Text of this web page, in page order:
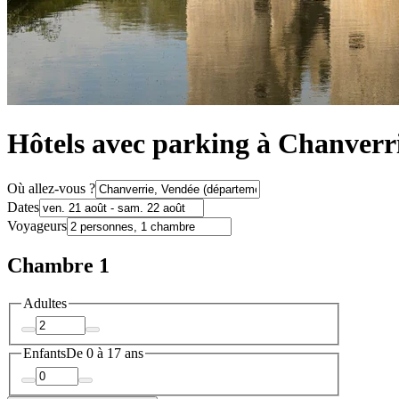
Hôtels avec parking à
Où allez-vous ?
Dates
Voyageurs
Chambre 1
Adultes
EnfantsDe 0 à 17 ans